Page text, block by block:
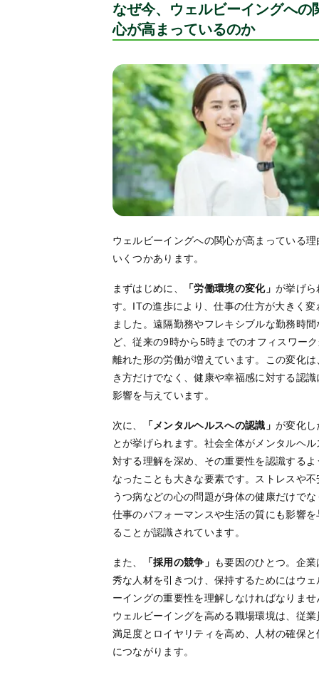
なぜ今、ウェルビーイングへの
心が高まっているのか
ウェルビーイングへの関心が高まっている理
いくつかあります。
まずはじめに、 「労働環境の変化」 が挙げら
す。ITの進歩により、仕事の仕方が大きく変
ました。遠隔勤務やフレキシブルな勤務時間
ど、従来の9時から5時までのオフィスワー
離れた形の労働が増えています。この変化は
き方だけでなく、健康や幸福感に対する認識
影響を与えています。
次に、 「メンタルヘルスへの認識」 が変化し
とが挙げられます。社会全体がメンタルヘル
対する理解を深め、その重要性を認識するよ
なったことも大きな要素です。ストレスや不
うつ病などの心の問題が身体の健康だけでな
仕事のパフォーマンスや生活の質にも影響を
ることが認識されています。
また、 「採用の競争」 も要因のひとつ。企業
秀な人材を引きつけ、保持するためにはウェ
ーイングの重要性を理解しなければなりませ
ウェルビーイングを高める職場環境は、従業
満足度とロイヤリティを高め、人材の確保と
につながります。